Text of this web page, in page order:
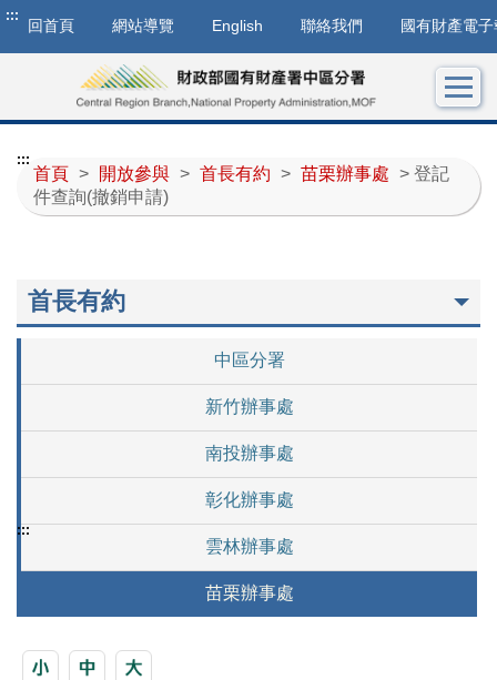
:::
回首頁 網站導覽 English 聯絡我們 國有財產電子
首頁 > 開放參與 > 首長有約 > 苗栗辦事處 > 登記
件查詢(撤銷申請)
:::
首長有約
中區分署
新竹辦事處
南投辦事處
彰化辦事處
雲林辦事處
苗栗辦事處
:::